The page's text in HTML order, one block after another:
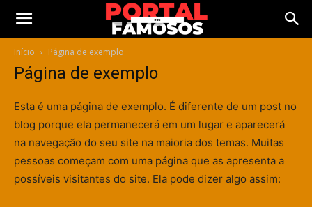
Início Página de exemplo
Página de exemplo
Esta é uma página de exemplo. É diferente de um post no
blog porque ela permanecerá em um lugar e aparecerá
na navegação do seu site na maioria dos temas. Muitas
pessoas começam com uma página que as apresenta a
possíveis visitantes do site. Ela pode dizer algo assim: